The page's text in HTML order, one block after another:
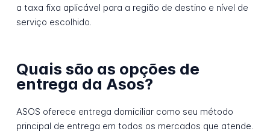
a taxa fixa aplicável para a região de destino e nível de
serviço escolhido.
Quais são as opções de
entrega da Asos?
ASOS oferece entrega domiciliar como seu método
principal de entrega em todos os mercados que atende.